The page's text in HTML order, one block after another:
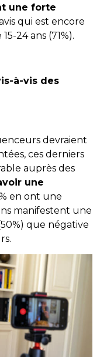
une forte
qui est encore
24 ans (71%).
à-vis des
devraient
ces derniers
auprès des
une
en ont une
manifestent une
que négative